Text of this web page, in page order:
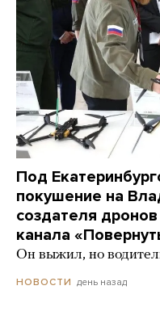
Под
покушение на
создателя
канала
Он выжил, но
НОВОСТИ день назад